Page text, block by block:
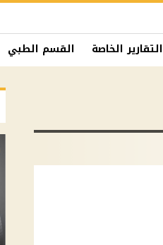
التقارير الخاصة القسم الطبي